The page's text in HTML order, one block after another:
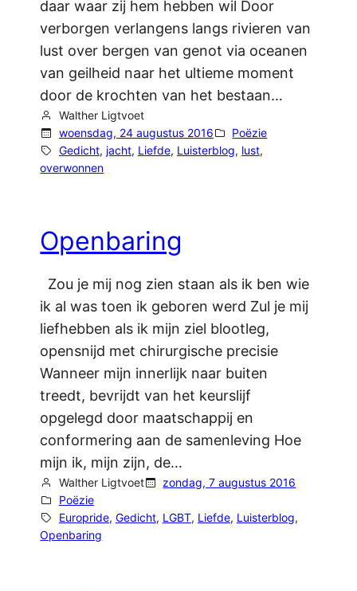
daar waar zij hem hebben wil Door
verborgen verlangens langs rivieren van
lust over bergen van genot via oceanen
van geilheid naar het ultieme moment
door de krochten van het bestaan…
Walther Ligtvoet
woensdag, 24 augustus 2016
Poëzie
Gedicht, jacht, Liefde, Luisterblog, lust,
overwonnen
Openbaring
Zou je mij nog zien staan als ik ben wie
ik al was toen ik geboren werd Zul je mij
liefhebben als ik mijn ziel blootleg,
opensnijd met chirurgische precisie
Wanneer mijn innerlijk naar buiten
treedt, bevrijdt van het keurslijf
opgelegd door maatschappij en
conformering aan de samenleving Hoe
mijn ik, mijn zijn, de…
Walther Ligtvoet
zondag, 7 augustus 2016
Poëzie
Europride, Gedicht, LGBT, Liefde, Luisterblog,
Openbaring